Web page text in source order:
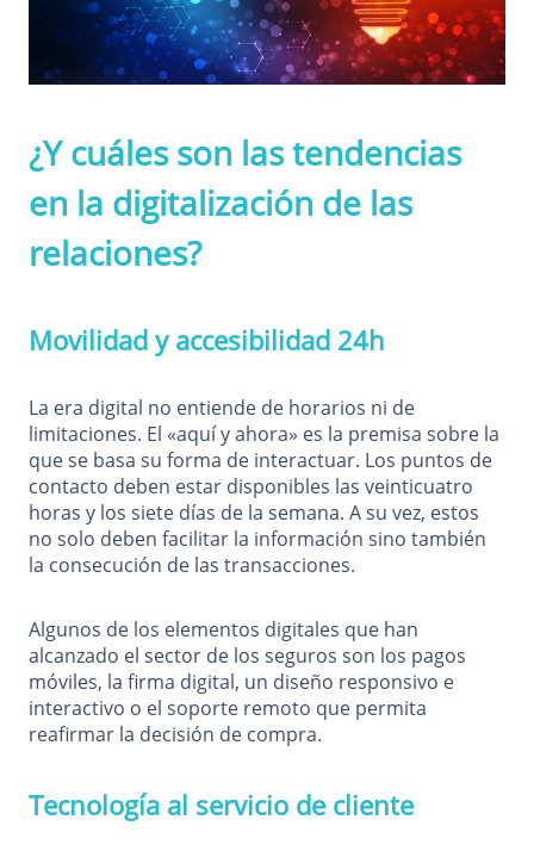
¿Y cuáles son las tendencias
en la digitalización de las
relaciones?
Movilidad y accesibilidad 24h
La era digital no entiende de horarios ni de
limitaciones. El «aquí y ahora» es la premisa sobre la
que se basa su forma de interactuar. Los puntos de
contacto deben estar disponibles las veinticuatro
horas y los siete días de la semana. A su vez, estos
no solo deben facilitar la información sino también
la consecución de las transacciones.
Algunos de los elementos digitales que han
alcanzado el sector de los seguros son los pagos
móviles, la firma digital, un diseño responsivo e
interactivo o el soporte remoto que permita
reafirmar la decisión de compra.
Tecnología al servicio de cliente